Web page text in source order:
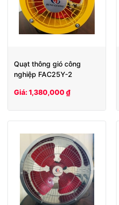
Quạt thông gió công
nghiệp FAC25Y-2
Giá: 1,380,000 ₫